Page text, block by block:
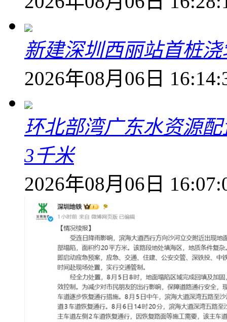
新建深圳西丽站首桩
2026年08月06日
环北部湾广东水资源
3千米
2026年08月06日